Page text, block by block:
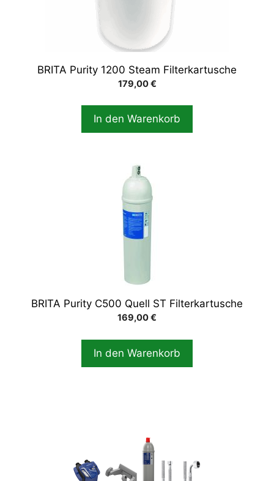
BRITA Purity 1200 Steam Filterkartusche
179,00€
In den Warenkorb
BRITA Purity C500 Quell ST Filterkartusche
169,00€
In den Warenkorb